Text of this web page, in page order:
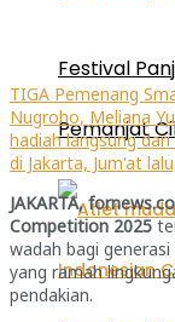
Festival
Pemanjat
TIGA Pemenang
Nugroho, Meliana
hadiah langsung
di Jakarta, Jum'at
JAKARTA, fornews.co
Competition 2025
wadah bagi
yang ramah
pendakian.